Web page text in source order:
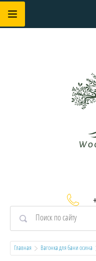
Главная Вагонка для бани осина